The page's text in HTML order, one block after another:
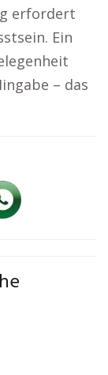
erfordert
Ein
– das